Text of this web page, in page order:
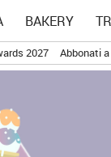
BAKERY
2027 Abbonati